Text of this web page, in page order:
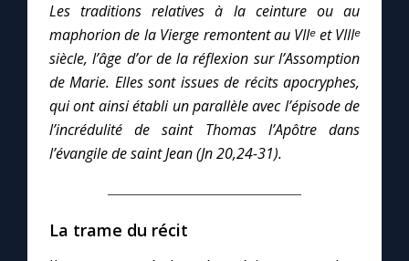
Le magazine
Le site internet
Questions-réponses
Prier au quotidien
Avec Thérèse de Lisieux
Les traditions relatives à la ceinture ou au
maphorion de la Vierge remontent au VIIᵉ et VIIIᵉ
siècle, l’âge d’or de la réflexion sur l’Assomption
de Marie. Elles sont issues de récits apocryphes,
qui ont ainsi établi un parallèle avec l’épisode de
l’incrédulité de saint Thomas l’Apôtre dans
l’évangile de saint Jean (Jn 20,24-31).
La trame du récit